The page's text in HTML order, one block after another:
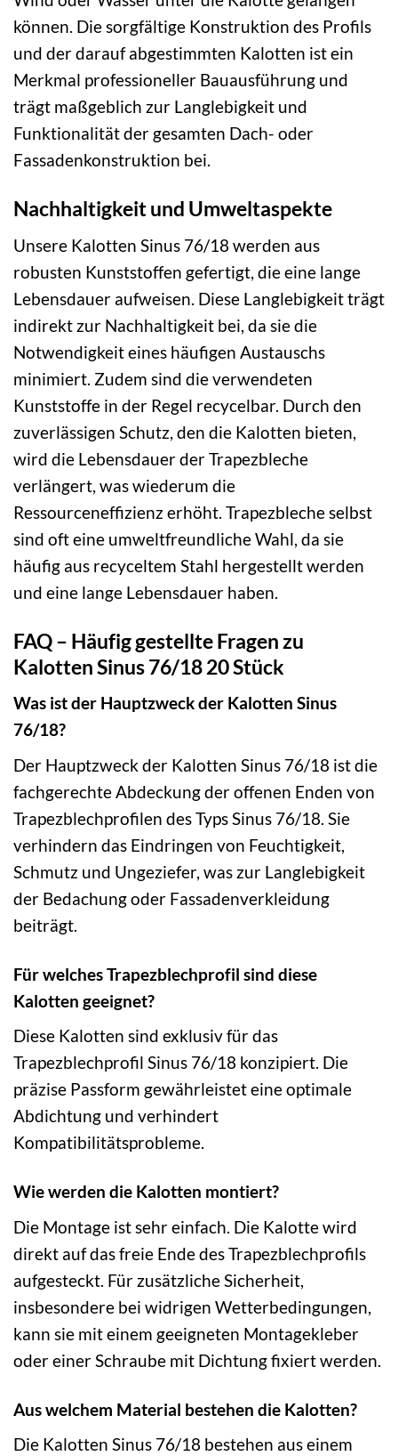
können. Die sorgfältige Konstruktion des Profils
und der darauf abgestimmten Kalotten ist ein
Merkmal professioneller Bauausführung und
trägt maßgeblich zur Langlebigkeit und
Funktionalität der gesamten Dach- oder
Fassadenkonstruktion bei.
Nachhaltigkeit und Umweltaspekte
Unsere Kalotten Sinus 76/18 werden aus
robusten Kunststoffen gefertigt, die eine lange
Lebensdauer aufweisen. Diese Langlebigkeit trägt
indirekt zur Nachhaltigkeit bei, da sie die
Notwendigkeit eines häufigen Austauschs
minimiert. Zudem sind die verwendeten
Kunststoffe in der Regel recycelbar. Durch den
zuverlässigen Schutz, den die Kalotten bieten,
wird die Lebensdauer der Trapezbleche
verlängert, was wiederum die
Ressourceneffizienz erhöht. Trapezbleche selbst
sind oft eine umweltfreundliche Wahl, da sie
häufig aus recyceltem Stahl hergestellt werden
und eine lange Lebensdauer haben.
FAQ – Häufig gestellte Fragen zu
Kalotten Sinus 76/18 20 Stück
Was ist der Hauptzweck der Kalotten Sinus
76/18?
Der Hauptzweck der Kalotten Sinus 76/18 ist die
fachgerechte Abdeckung der offenen Enden von
Trapezblechprofilen des Typs Sinus 76/18. Sie
verhindern das Eindringen von Feuchtigkeit,
Schmutz und Ungeziefer, was zur Langlebigkeit
der Bedachung oder Fassadenverkleidung
beiträgt.
Für welches Trapezblechprofil sind diese
Kalotten geeignet?
Diese Kalotten sind exklusiv für das
Trapezblechprofil Sinus 76/18 konzipiert. Die
präzise Passform gewährleistet eine optimale
Abdichtung und verhindert
Kompatibilitätsprobleme.
Wie werden die Kalotten montiert?
Die Montage ist sehr einfach. Die Kalotte wird
direkt auf das freie Ende des Trapezblechprofils
aufgesteckt. Für zusätzliche Sicherheit,
insbesondere bei widrigen Wetterbedingungen,
kann sie mit einem geeigneten Montagekleber
oder einer Schraube mit Dichtung fixiert werden.
Aus welchem Material bestehen die Kalotten?
Die Kalotten Sinus 76/18 bestehen aus einem